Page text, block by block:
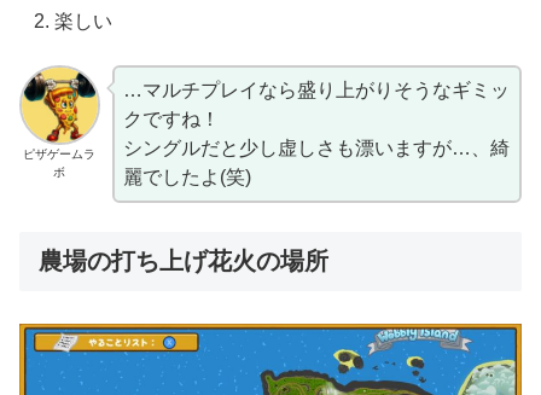
楽しい
ピザゲームラ
ボ
…マルチプレイなら盛り上がりそうなギミッ
クですね！
シングルだと少し虚しさも漂いますが…、綺
麗でしたよ(笑)
農場の打ち上げ花火の場所